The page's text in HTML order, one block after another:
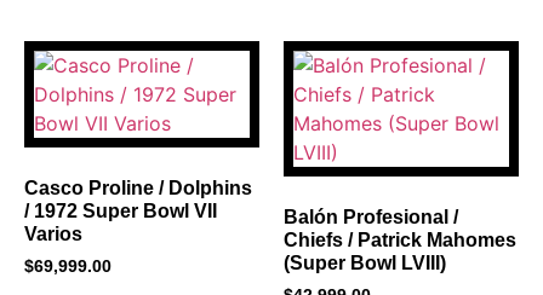
Casco Proline / Dolphins
/ 1972 Super Bowl VII
Varios
$69,999.00
Balón Profesional /
Chiefs / Patrick Mahomes
(Super Bowl LVIII)